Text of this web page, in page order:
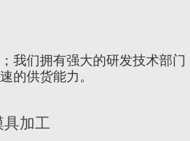
我们拥有强大的研发技术部门
的供货能力。
加工